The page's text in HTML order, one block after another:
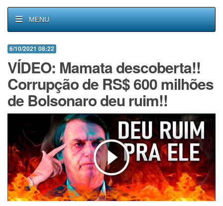
MENU
6/10/2021 08:22
VÍDEO: Mamata descoberta!!
Corrupção de RS$ 600 milhões
de Bolsonaro deu ruim!!